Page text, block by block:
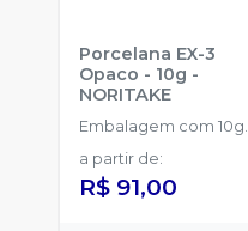
Porcelana EX-3
Opaco - 10g -
NORITAKE
Embalagem com 10g.
a partir de:
R$ 91,00